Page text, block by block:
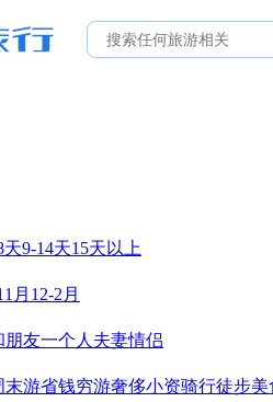
天9-14天15天以上
月 12-2月
朋友一个人 夫妻情侣
末游省钱穷游奢侈小资骑行徒步美